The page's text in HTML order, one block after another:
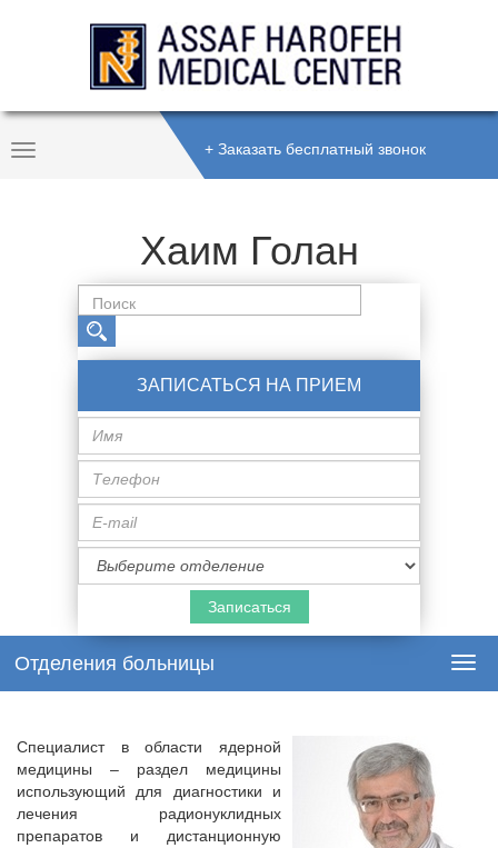
Toggle
+ Заказать бесплатный звонок
Хаим Голан
ЗАПИСАТЬСЯ НА ПРИЕМ
Имя
Телефон
Специализация
Отделения больницы
Специалист в области ядерной
медицины – раздел медицины
использующий для диагностики и
лечения радионуклидных
препаратов и дистанционную